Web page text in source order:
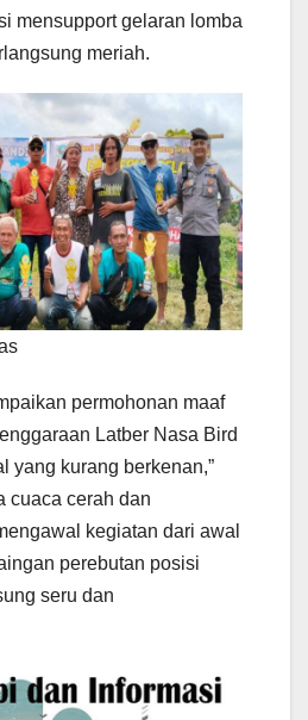
mensupport gelaran lomba
meriah.
permohonan maaf
Latber Nasa Bird
yang kurang berkenan,”
cuaca cerah dan
kegiatan dari awal
perebutan posisi
seru dan